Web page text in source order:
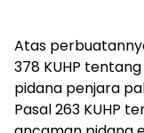
Atas
378 KUHP
pidana penjara
Pasal 263 KUHP